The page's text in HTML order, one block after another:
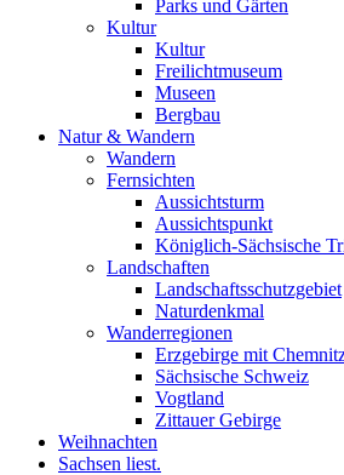
Parks und Gärten
Kultur
Kultur
Freilichtmuseum
Museen
Bergbau
Natur & Wandern
Wandern
Fernsichten
Aussichtsturm
Aussichtspunkt
Königlich-Sächsische
Landschaften
Landschaftsschutzgebiet
Naturdenkmal
Wanderregionen
Erzgebirge mit
Sächsische Schweiz
Vogtland
Zittauer Gebirge
Weihnachten
Sachsen liest.